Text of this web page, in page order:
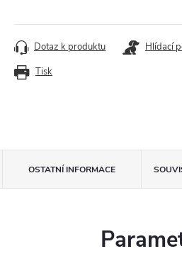
Tisk
Dotaz k produktu Hlídací
OSTATNÍ INFORMACE